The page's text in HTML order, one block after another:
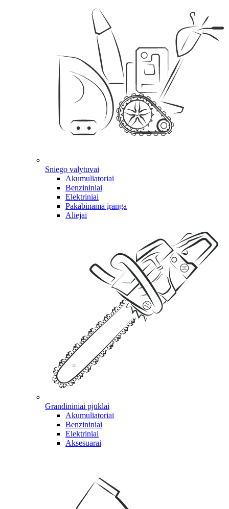
Sniego valytuvai
Akumuliatoriai
Benzininiai
Elektriniai
Pakabinama įranga
Aliejai
Grandininiai pjūklai
Akumuliatoriai
Benzininiai
Elektriniai
Aksesuarai